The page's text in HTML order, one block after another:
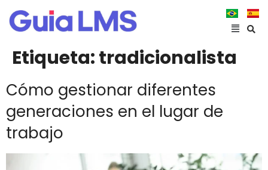
Etiqueta:tradicionalista
Cómo gestionar diferentes
generaciones en el lugar de
trabajo